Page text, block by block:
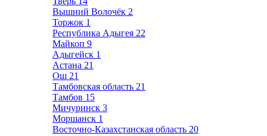
Вышний Волочёк 2
Торжок 1
Республика Адыгея 22
Майкоп 9
Адыгейск 1
Астана 21
Ош 21
Тамбовская область 21
Тамбов 15
Мичуринск 3
Моршанск 1
Восточно-Казахстанская область 20